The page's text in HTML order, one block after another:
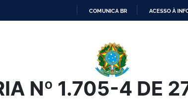
O
CONTEÚDO
COMUNICA BR ACESSO À
Nº 1.705-4 DE